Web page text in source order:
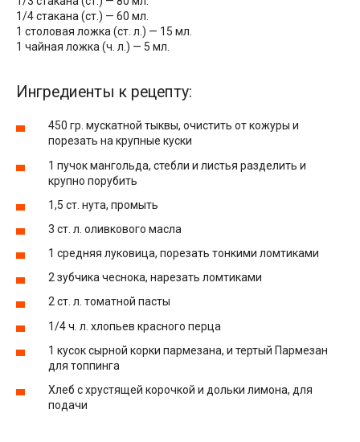
1/4 стакана (ст.) — 60 мл.
1 столовая ложка (ст. л.) — 15 мл.
1 чайная ложка (ч. л.) — 5 мл.
Ингредиенты к рецепту:
450 гр. мускатной тыквы, очистить от кожуры и
порезать на крупные куски
1 пучок мангольда, стебли и листья разделить и
крупно порубить
1,5 ст. нута, промыть
3 ст. л. оливкового масла
1 средняя луковица, порезать тонкими ломтиками
2 зубчика чеснока, нарезать ломтиками
2 ст. л. томатной пасты
1/4 ч. л. хлопьев красного перца
1 кусок сырной корки пармезана, и тертый Пармезан
для топпинга
Хлеб с хрустящей корочкой и дольки лимона, для
подачи